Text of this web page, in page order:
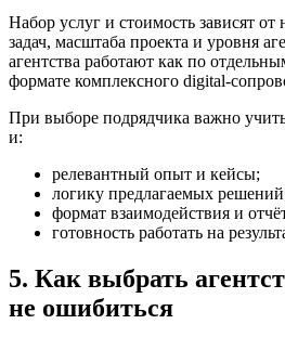
Набор услуг и стоимость зависят
задач, масштаба проекта и уровня
агентства работают как по
формате комплексного digital-
При выборе подрядчика важно
и:
релевантный опыт и кейсы;
логику предлагаемых
формат взаимодействия и
готовность работать на
5. Как выбрать
не ошибиться